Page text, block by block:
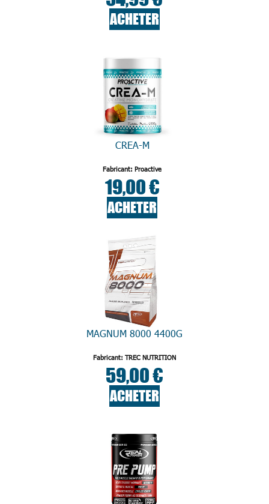
ACHETER
CREA-M
Fabricant: Proactive
19,00 €
ACHETER
MAGNUM 8000 4400G
Fabricant: TREC NUTRITION
59,00 €
ACHETER